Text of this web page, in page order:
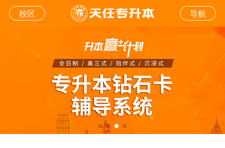
校区 导航